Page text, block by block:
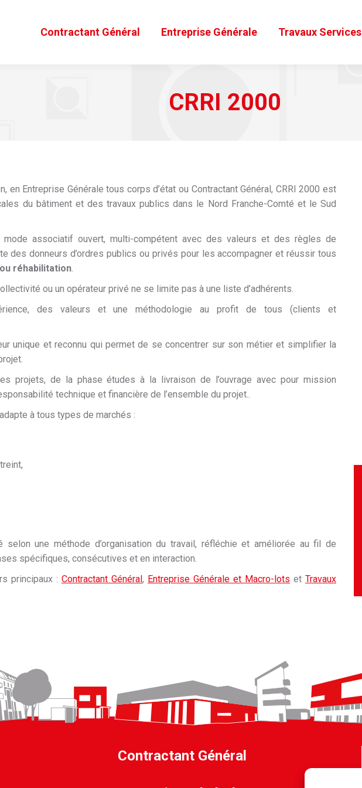
Contractant Général Entreprise Générale Travaux Services
CRRI 2000
en Entreprise Générale tous corps d’état ou Contractant Général, CRRI 2000 est
du bâtiment et des travaux publics dans le Nord Franche-Comté et le Sud
mode associatif ouvert, multi-compétent avec des valeurs et des règles de
des donneurs d’ordres publics ou privés pour les accompagner et réussir tous
réhabilitation.
ou un opérateur privé ne se limite pas à une liste d’adhérents.
des valeurs et une méthodologie au profit de tous (clients et
unique et reconnu qui permet de se concentrer sur son métier et simplifier la
projets, de la phase études à la livraison de l’ouvrage avec pour mission
technique et financière de l’ensemble du projet..
à tous types de marchés :
selon une méthode d’organisation du travail, réfléchie et améliorée au fil de
spécifiques, consécutives et en interaction.
principaux : Contractant Général, Entreprise Générale et Macro-lots et Travaux
Contractant Général